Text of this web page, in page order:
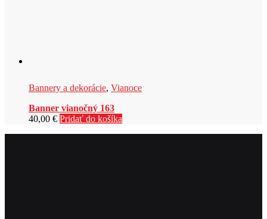
Bannery a dekorácie, Vianoce
Banner vianočný 163
40,00 € Pridať do košíka